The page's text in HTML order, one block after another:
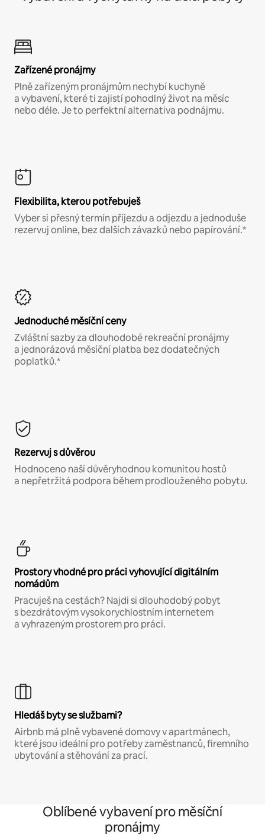
Zařízené pronájmy
Plně zařízeným pronájmům nechybí kuchyně
a vybavení, které ti zajistí pohodlný život na měsíc
nebo déle. Je to perfektní alternativa podnájmu.
Flexibilita, kterou potřebuješ
Vyber si přesný termín příjezdu a odjezdu a jednoduše
rezervuj online, bez dalších závazků nebo papírování.*
Jednoduché měsíční ceny
Zvláštní sazby za dlouhodobé rekreační pronájmy
a jednorázová měsíční platba bez dodatečných
poplatků.*
Rezervuj s důvěrou
Hodnoceno naší důvěryhodnou komunitou hostů
a nepřetržitá podpora během prodlouženého pobytu.
Prostory vhodné pro práci vyhovující digitálním
nomádům
Pracuješ na cestách? Najdi si dlouhodobý pobyt
s bezdrátovým vysokorychlostním internetem
a vyhrazeným prostorem pro práci.
Hledáš byty se službami?
Airbnb má plně vybavené domovy v apartmánech,
které jsou ideální pro potřeby zaměstnanců, firemního
ubytování a stěhování za prací.
Oblíbené vybavení pro měsíční
pronájmy